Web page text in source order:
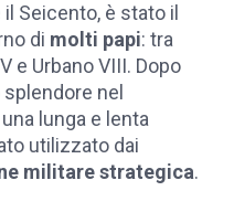
Seicento, è stato il
di molti papi: tra
e Urbano VIII. Dopo
nel
lunga e lenta
utilizzato dai
militare strategica.